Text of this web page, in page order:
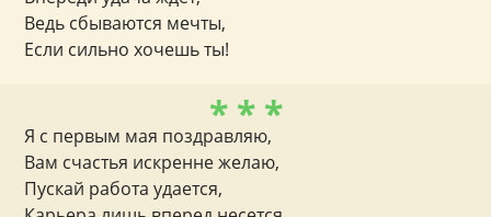
Ведь сбываются мечты,
Если сильно хочешь ты!
* * *
Я с первым мая поздравляю,
Вам счастья искренне желаю,
Пускай работа удается,